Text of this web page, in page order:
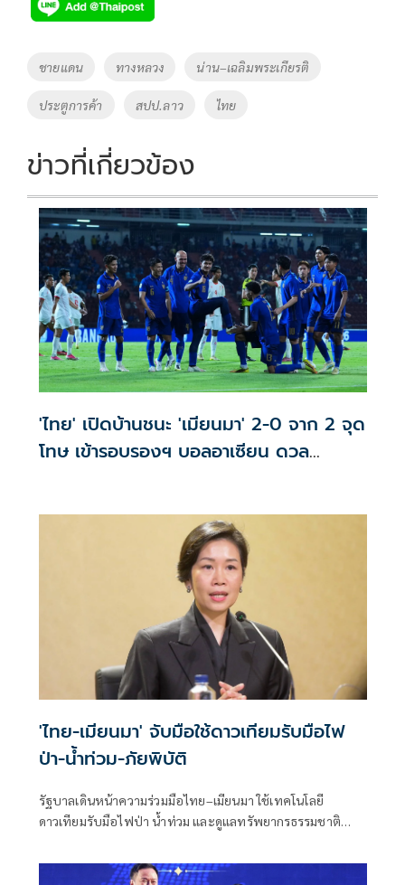
b
o
o
k
er y
Li
n
k
Tags
ชายแดน ทางหลวง น่าน–เฉลิมพระเกียรติ
ประตูการค้า สปป.ลาว ไทย
ข่าวที่เกี่ยวข้อง
'ไทย' เปิดบ้านชนะ 'เมียนมา' 2-0 จาก 2 จุด
โทษ เข้ารอบรองฯ บอลอาเซียน ดวล
'ไทย-เมียนมา' จับมือใช้ดาวเทียมรับมือไฟ
ป่า-น้ำท่วม-ภัยพิบัติ
รัฐบาลเดินหน้าความร่วมมือไทย–เมียนมา ใช้เทคโนโลยี
ดาวเทียมรับมือไฟป่า น้ำท่วม และดูแลทรัพยากรธรรมชาติ